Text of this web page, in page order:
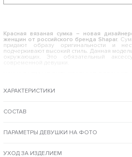
Красная вязаная сумка – новая
женщин от российского бренда Shapar.
придают образу оригинальности и
подчеркивают высокий стиль. Данная
окружающих. Это обязательный
современной девушки.
вы собираетесь на праздник, вечеринку
можно носить и в повседневной жизни,
брючными костюмами. Эффектно будет
Интернет-магазин бренда Shapar предлагает
ОСОБЕННОСТИ МОДЕЛИ
ХАРАКТЕРИСТИКИ
СОСТАВ
ПАРАМЕТРЫ ДЕВУШКИ НА ФОТО
УХОД ЗА ИЗДЕЛИЕМ